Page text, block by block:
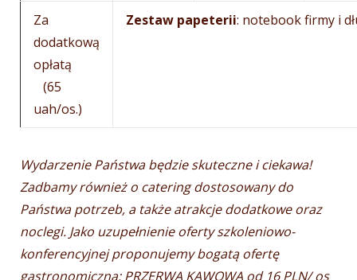
Za
dodatkową
opłatą
(65
uah/os.)
Zestaw papeterii: notebook firmy i
Wydarzenie Państwa będzie skuteczne i ciekawa!
Zadbamy również o catering dostosowany do
Państwa potrzeb, a także atrakcje dodatkowe oraz
noclegi. Jako uzupełnienie oferty szkoleniowo-
konferencyjnej proponujemy bogatą ofertę
gastronomiczną: PRZERWA KAWOWA od 16 PLN/ os